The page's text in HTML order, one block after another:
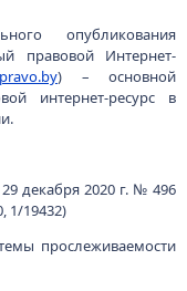
Беларусь
Беларусь от 16
Закона Республики
законов по
Положение о порядке
систему учета
составе вносимых
из этой системы